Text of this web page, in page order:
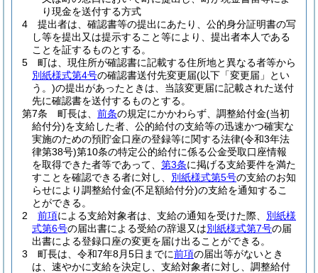
り現金を送付する方式
4
提出者は、確認書等の提出にあたり、公的身分証明書の写
し等を提出又は提示すること等により、提出者本人である
ことを証するものとする。
5
町は、現住所が確認書に記載する住所地と異なる者等から
別紙様式第4号の確認書送付先変更届(以下「変更届」とい
う。)の提出があったときは、当該変更届に記載された送付
先に確認書を送付するものとする。
第7条
町長は、 前条の規定にかかわらず、調整給付金(当初
給付分)を支給した者、公的給付の支給等の迅速かつ確実な
実施のための預貯金口座の登録等に関する法律(令和3年法
律第38号)第10条の特定公的給付に係る公金受取口座情報
を取得できた者等であって、 第3条に掲げる支給要件を満た
すことを確認できる者に対し、 別紙様式第5号の支給のお知
らせにより調整給付金(不足額給付分)の支給を通知するこ
とができる。
2
前項による支給対象者は、支給の通知を受けた際、 別紙様
式第6号の届出書による受給の辞退又は別紙様式第7号の届
出書による登録口座の変更を届け出ることができる。
3
町長は、令和7年8月5日までに前項の届出等がないとき
は、速やかに支給を決定し、支給対象者に対し、調整給付